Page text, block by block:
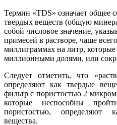
Термин «TDS» означает общее
твердых веществ (общую
собой числовое значение,
примесей в растворе, чаще
миллиграммах на литр,
миллионными долями, или
Следует отметить, что
определяют как твердые
фильтр с пористостью 2
которые неспособны
пористостью, определяют
вещества.